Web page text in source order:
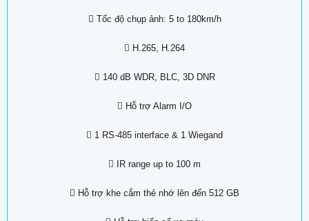
 Tốc độ chụp ảnh: 5 to 180km/h
 H.265, H.264
 140 dB WDR, BLC, 3D DNR
 Hỗ trợ Alarm I/O
 1 RS-485 interface & 1 Wiegand
 IR range up to 100 m
 Hỗ trợ khe cắm thẻ nhớ lên đến 512 GB